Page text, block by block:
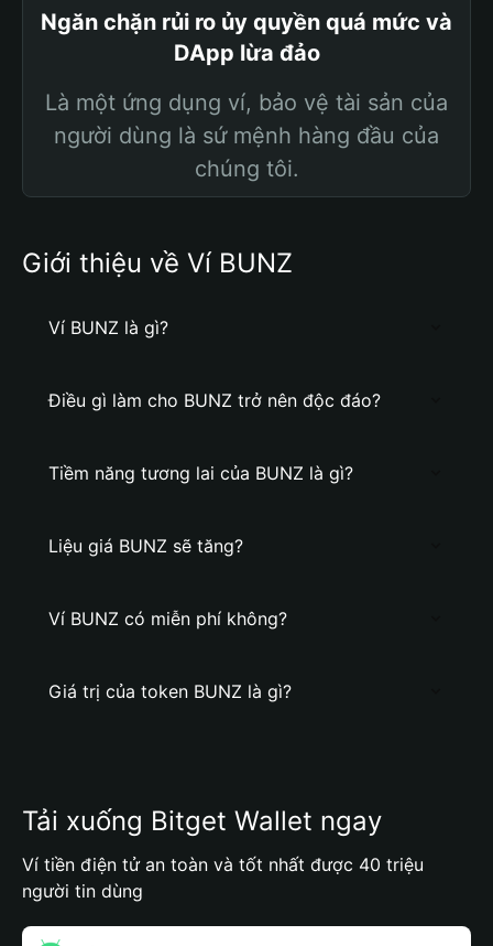
Ngăn chặn rủi ro ủy quyền quá mức và
DApp lừa đảo
Là một ứng dụng ví, bảo vệ tài sản của
người dùng là sứ mệnh hàng đầu của
chúng tôi.
Giới thiệu về Ví BUNZ
Ví BUNZ là gì?
Điều gì làm cho BUNZ trở nên độc đáo?
Tiềm năng tương lai của BUNZ là gì?
Liệu giá BUNZ sẽ tăng?
Ví BUNZ có miễn phí không?
Giá trị của token BUNZ là gì?
Tải xuống Bitget Wallet ngay
Ví tiền điện tử an toàn và tốt nhất được 40 triệu
người tin dùng